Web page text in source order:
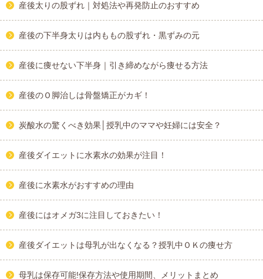
産後太りの股ずれ｜対処法や再発防止のおすすめ
産後の下半身太りは内ももの股ずれ・黒ずみの元
産後に痩せない下半身｜引き締めながら痩せる方法
産後のＯ脚治しは骨盤矯正がカギ！
炭酸水の驚くべき効果│授乳中のママや妊婦には安全？
産後ダイエットに水素水の効果が注目！
産後に水素水がおすすめの理由
産後にはオメガ3に注目しておきたい！
産後ダイエットは母乳が出なくなる？授乳中ＯＫの痩せ方
母乳は保存可能!保存方法や使用期間、メリットまとめ